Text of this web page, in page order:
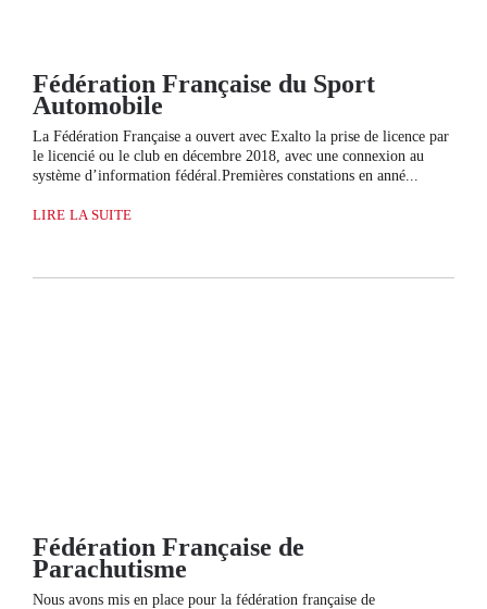
Fédération Française du Sport
Automobile
La Fédération Française a ouvert avec Exalto la prise de licence par
le licencié ou le club en décembre 2018, avec une connexion au
système d’information fédéral.Premières constations en anné...
LIRE LA SUITE
Fédération Française de
Parachutisme
Nous avons mis en place pour la fédération française de